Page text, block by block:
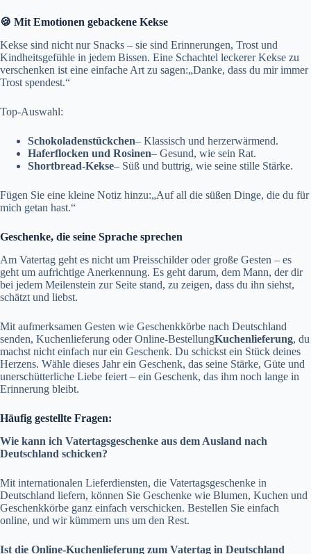
🍪 Mit Emotionen gebackene Kekse
Kekse sind nicht nur Snacks – sie sind Erinnerungen, Trost und
Kindheitsgefühle in jedem Bissen. Eine Schachtel leckerer Kekse zu
verschenken ist eine einfache Art zu sagen:„Danke, dass du mir immer
Trost spendest.“
Top-Auswahl:
Schokoladenstückchen– Klassisch und herzerwärmend.
Haferflocken und Rosinen– Gesund, wie sein Rat.
Shortbread-Kekse– Süß und buttrig, wie seine stille Stärke.
Fügen Sie eine kleine Notiz hinzu:„Auf all die süßen Dinge, die du für
mich getan hast.“
Geschenke, die seine Sprache sprechen
Am Vatertag geht es nicht um Preisschilder oder große Gesten – es
geht um aufrichtige Anerkennung. Es geht darum, dem Mann, der dir
bei jedem Meilenstein zur Seite stand, zu zeigen, dass du ihn siehst,
schätzt und liebst.
Mit aufmerksamen Gesten wie Geschenkkörbe nach Deutschland
senden, Kuchenlieferung oder Online-BestellungKuchenlieferung, du
machst nicht einfach nur ein Geschenk. Du schickst ein Stück deines
Herzens. Wähle dieses Jahr ein Geschenk, das seine Stärke, Güte und
unerschütterliche Liebe feiert – ein Geschenk, das ihm noch lange in
Erinnerung bleibt.
Häufig gestellte Fragen:
Wie kann ich Vatertagsgeschenke aus dem Ausland nach
Deutschland schicken?
Mit internationalen Lieferdiensten, die Vatertagsgeschenke in
Deutschland liefern, können Sie Geschenke wie Blumen, Kuchen und
Geschenkkörbe ganz einfach verschicken. Bestellen Sie einfach
online, und wir kümmern uns um den Rest.
Ist die Online-Kuchenlieferung zum Vatertag in Deutschland